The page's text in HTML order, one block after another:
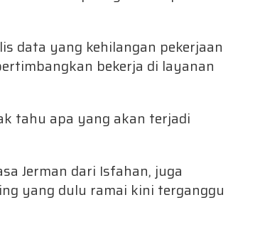
data yang kehilangan pekerjaan
bekerja di layanan
tahu apa yang akan terjadi
Jerman dari Isfahan, juga
yang dulu ramai kini terganggu